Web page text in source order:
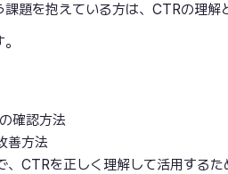
題を抱えている方は、CTRの理解
確認方法
善方法
CTRを正しく理解して活用するた